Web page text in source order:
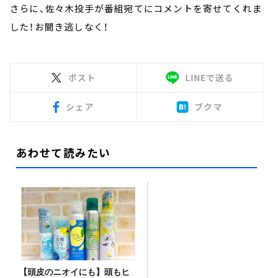
さらに、佐々木投手が番組宛てにコメントを寄せてくれま
した！お聞き逃しなく！
ポスト LINEで送る
シェア ブクマ
あわせて読みたい
【頭皮のニオイにも】頭もヒ